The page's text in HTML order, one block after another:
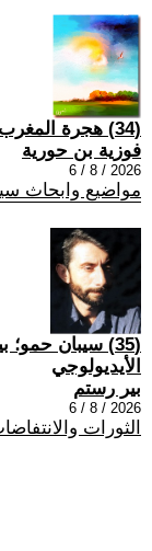
(34) هجرة المغرب الى اسبانيا
فوزية بن حورية
2026 / 8 / 6
مواضيع وابحاث
(35) سيبان
الأيديولوجي
بير رستم
2026 / 8 / 6
الثورات